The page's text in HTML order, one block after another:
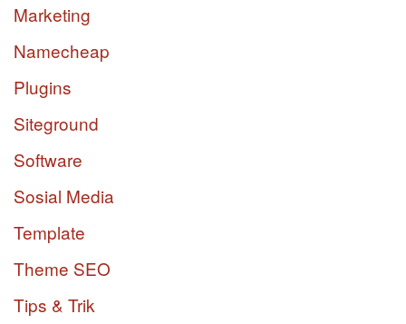
Marketing
Namecheap
Plugins
Siteground
Software
Sosial Media
Template
Theme SEO
Tips & Trik